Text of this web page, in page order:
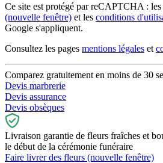
Ce site est protégé par reCAPTCHA : les
(nouvelle fenêtre) et les conditions
Google s'appliquent.
Consultez les pages mentions légales et
Comparez gratuitement en moins de 30
Devis marbrerie
Devis assurance
Devis obsèques
Livraison garantie de fleurs fraîches et
le début de la cérémonie funéraire
Faire livrer des fleurs (nouvelle fenêtre)